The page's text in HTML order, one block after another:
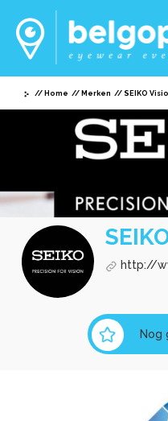
Home Merken SEIKO
http://
Nog